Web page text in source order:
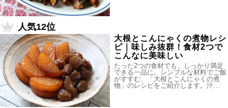
人気12位
大根とこんにゃくの煮物レシ
ピ｜味しみ抜群！食材2つで
こんなに美味しい
たった2つの食材でも、しっかり満足
できる一品に。シンプルな材料でご飯
がすすむ、「大根とこんにゃくの煮
物」のレシピをご紹介します。汁…